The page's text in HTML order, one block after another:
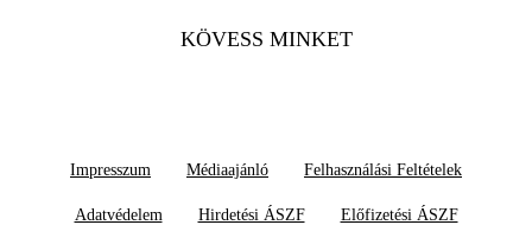
KÖVESS MINKET
Impresszum Médiaajánló Felhasználási Feltételek
Adatvédelem Hirdetési ÁSZF Előfizetési ÁSZF